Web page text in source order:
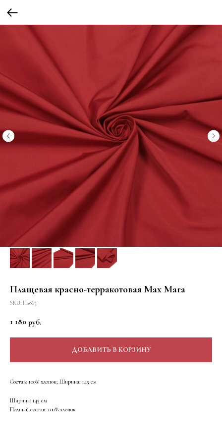
Плащевая красно-терракотовая Max Mara
SKU: Пл863
1 180 руб.
ДОБАВИТЬ В КОРЗИНУ
Состав: 100% хлопок; Ширина: 145 см
Ширина: 145 см
Полный состав: 100% хлопок